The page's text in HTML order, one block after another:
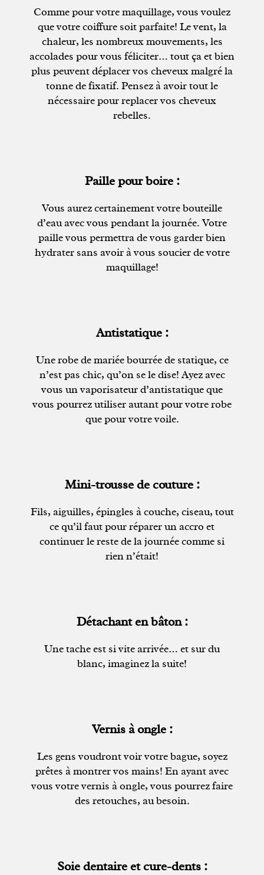
Comme pour votre maquillage, vous voulez
que votre coiffure soit parfaite! Le vent, la
chaleur, les nombreux mouvements, les
accolades pour vous féliciter… tout ça et bien
plus peuvent déplacer vos cheveux malgré la
tonne de fixatif. Pensez à avoir tout le
nécessaire pour replacer vos cheveux
rebelles.
Paille pour boire :
Vous aurez certainement votre bouteille
d’eau avec vous pendant la journée. Votre
paille vous permettra de vous garder bien
hydrater sans avoir à vous soucier de votre
maquillage!
Antistatique :
Une robe de mariée bourrée de statique, ce
n’est pas chic, qu’on se le dise! Ayez avec
vous un vaporisateur d’antistatique que
vous pourrez utiliser autant pour votre robe
que pour votre voile.
Mini-trousse de couture :
Fils, aiguilles, épingles à couche, ciseau, tout
ce qu’il faut pour réparer un accro et
continuer le reste de la journée comme si
rien n’était!
Détachant en bâton :
Une tache est si vite arrivée… et sur du
blanc, imaginez la suite!
Vernis à ongle :
Les gens voudront voir votre bague, soyez
prêtes à montrer vos mains! En ayant avec
vous votre vernis à ongle, vous pourrez faire
des retouches, au besoin.
Soie dentaire et cure-dents :